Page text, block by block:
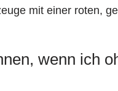
mit einer roten,
wenn ich